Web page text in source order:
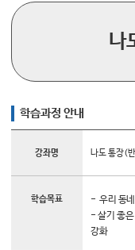
나
학습과정 안내
강좌명 나도 통장(
학습목표 - 우리 동
- 살기 좋은
강화